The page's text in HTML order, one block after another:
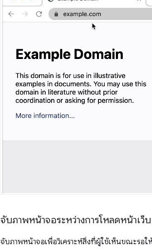
จับภาพหน้าจอระหว่างการโหลดหน้าเว็บ
จับภาพหน้าจอเพื่อวิเคราะห์สิ่งที่ผู้ใช้เห็นขณะรอใ